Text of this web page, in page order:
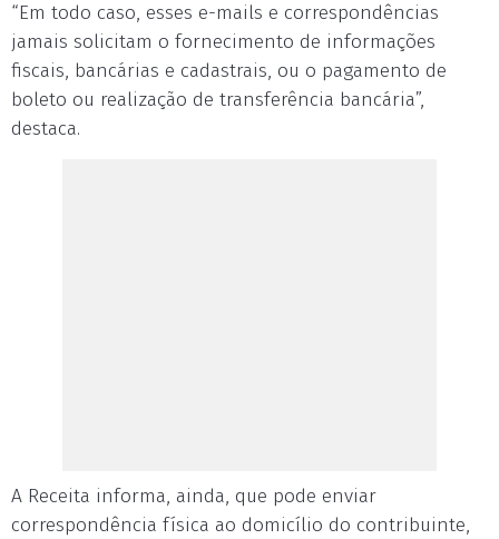
“Em todo caso, esses e-mails e correspondências
jamais solicitam o fornecimento de informações
fiscais, bancárias e cadastrais, ou o pagamento de
boleto ou realização de transferência bancária”,
destaca.
A Receita informa, ainda, que pode enviar
correspondência física ao domicílio do contribuinte,